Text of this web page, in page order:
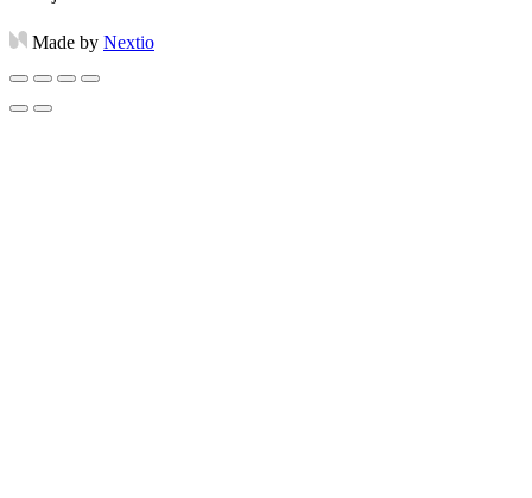
Made by Nextio